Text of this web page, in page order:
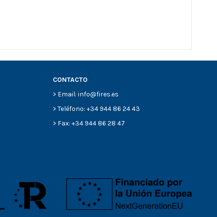
CONTACTO
> Email: info@fires.es
> Teléfono: +34 944 86 24 43
> Fax: +34 944 86 28 47